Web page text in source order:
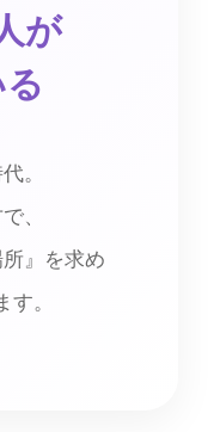
が
。
、
所』を求め
す。